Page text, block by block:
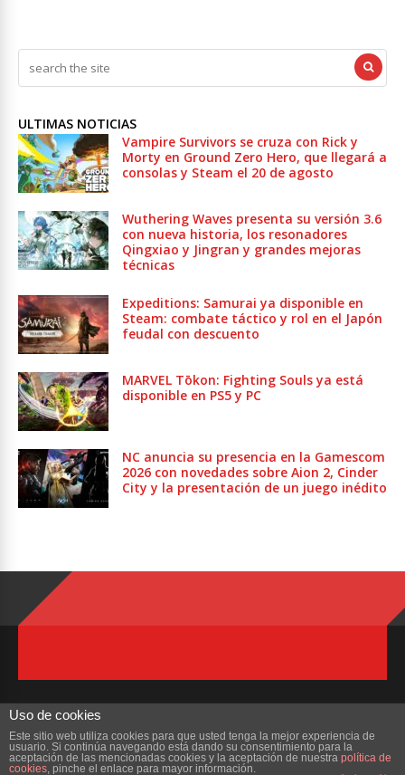
ULTIMAS NOTICIAS
Vampire Survivors se cruza con Rick y
Morty en Ground Zero Hero, que llegará a
consolas y Steam el 20 de agosto
Wuthering Waves presenta su versión 3.6
con nueva historia, los resonadores
Qingxiao y Jingran y grandes mejoras
técnicas
Expeditions: Samurai ya disponible en
Steam: combate táctico y rol en el Japón
feudal con descuento
MARVEL Tōkon: Fighting Souls ya está
disponible en PS5 y PC
NC anuncia su presencia en la Gamescom
2026 con novedades sobre Aion 2, Cinder
City y la presentación de un juego inédito
Copyright © 2023 ZonaMMORPG.com. Todos los derechos reservados
Uso de cookies
Este sitio web utiliza cookies para que usted tenga la mejor experiencia de
usuario. Si continúa navegando está dando su consentimiento para la
aceptación de las mencionadas cookies y la aceptación de nuestra política de
cookies, pinche el enlace para mayor información.